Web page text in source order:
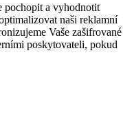
pochopit a vyhodnotit
naši reklamní
Vaše zašifrované
poskytovateli, pokud